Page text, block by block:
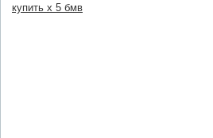
купить х 5 бмв